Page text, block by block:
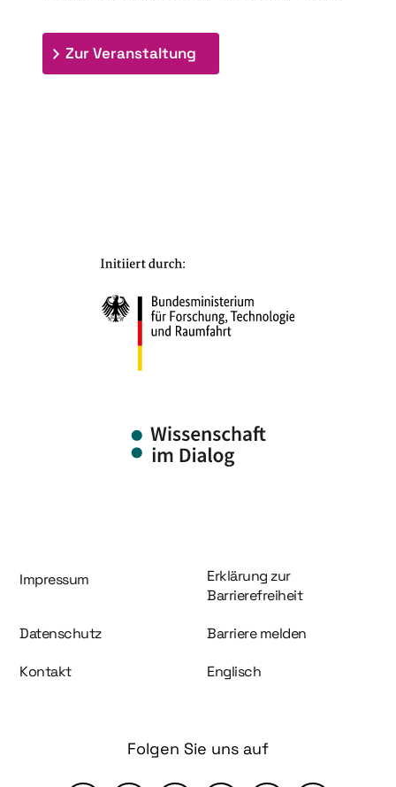
Zur Veranstaltung
Information und Service
Impressum
Erklärung zur
Barrierefreiheit
Datenschutz Barriere melden
Kontakt Englisch
Folgen Sie uns auf